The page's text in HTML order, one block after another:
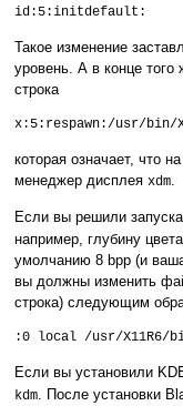
id:5:initdefault:
Такое изменение
уровень. А в конце
строка
x:5:respawn:/usr/bin/
которая означает, что
менеджер дисплея xdm.
Если вы решили
например, глубину
умолчанию 8 bpp (и
вы должны изменить
строка) следующим
:0 local /usr/X11R6/
Если вы установили
kdm. После установки